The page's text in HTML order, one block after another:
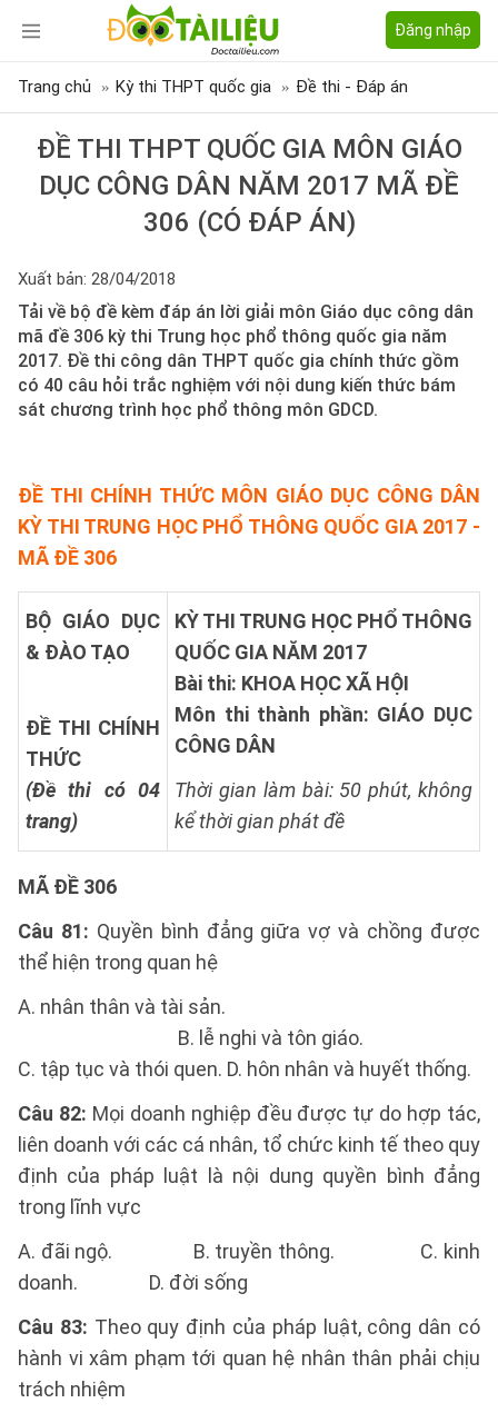
Đăng nhập
Trang chủ Kỳ thi THPT quốc gia Đề thi - Đáp án
ĐỀ THI THPT QUỐC GIA MÔN GIÁO
DỤC CÔNG DÂN NĂM 2017 MÃ ĐỀ
306 (CÓ ĐÁP ÁN)
Xuất bản: 28/04/2018
Tải về bộ đề kèm đáp án lời giải môn Giáo dục công dân
mã đề 306 kỳ thi Trung học phổ thông quốc gia năm
2017. Đề thi công dân THPT quốc gia chính thức gồm
có 40 câu hỏi trắc nghiệm với nội dung kiến thức bám
sát chương trình học phổ thông môn GDCD.
ĐỀ THI CHÍNH THỨC MÔN GIÁO DỤC CÔNG DÂN
KỲ THI TRUNG HỌC PHỔ THÔNG QUỐC GIA 2017 -
MÃ ĐỀ 306
BỘ GIÁO DỤC
& ĐÀO TẠO
ĐỀ THI CHÍNH
THỨC
(Đề thi có 04
trang)
KỲ THI TRUNG HỌC PHỔ THÔNG
QUỐC GIA NĂM 2017
Bài thi: KHOA HỌC XÃ HỘI
Môn thi thành phần: GIÁO DỤC
CÔNG DÂN
Thời gian làm bài: 50 phút, không
kể thời gian phát đề
MÃ ĐỀ 306
Câu 81: Quyền bình đẳng giữa vợ và chồng được
thể hiện trong quan hệ
A. nhân thân và tài sản.
B. lễ nghi và tôn giáo.
C. tập tục và thói quen. D. hôn nhân và huyết thống.
Câu 82: Mọi doanh nghiệp đều được tự do hợp tác,
liên doanh với các cá nhân, tổ chức kinh tế theo quy
định của pháp luật là nội dung quyền bình đẳng
trong lĩnh vực
A. đãi ngộ. B. truyền thông. C. kinh
doanh. D. đời sống
Câu 83: Theo quy định của pháp luật, công dân có
hành vi xâm phạm tới quan hệ nhân thân phải chịu
trách nhiệm